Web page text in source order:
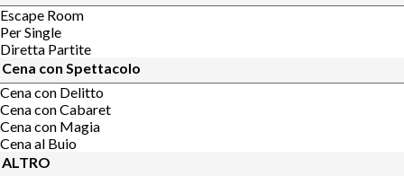
Escape Room
Per Single
Diretta Partite
Cena con Spettacolo
Cena con Delitto
Cena con Cabaret
Cena con Magia
Cena al Buio
ALTRO